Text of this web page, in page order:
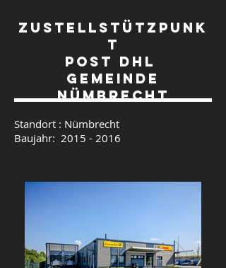
Zustellstützpunk
t
Post DHL
Gemeinde
Nümbrecht
Standort : Nümbrecht
Baujahr: 2015 - 2016